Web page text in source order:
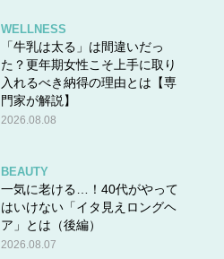
WELLNESS
「牛乳は太る」は間違いだっ
た？更年期女性こそ上手に取り
入れるべき納得の理由とは【専
門家が解説】
2026.08.08
BEAUTY
一気に老ける…！40代がやって
はいけない「イタ見えロングヘ
ア」とは（後編）
2026.08.07